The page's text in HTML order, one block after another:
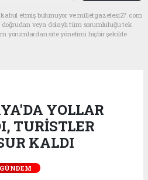
kabul etmiş bulunuyor ve milletgazetesi27.com
veya dolaylı tüm sorumluluğu tek
yorumlardan site yönetimi hiçbir şekilde
YOLLAR
TURİSTLER
KALDI
GÜNDEM